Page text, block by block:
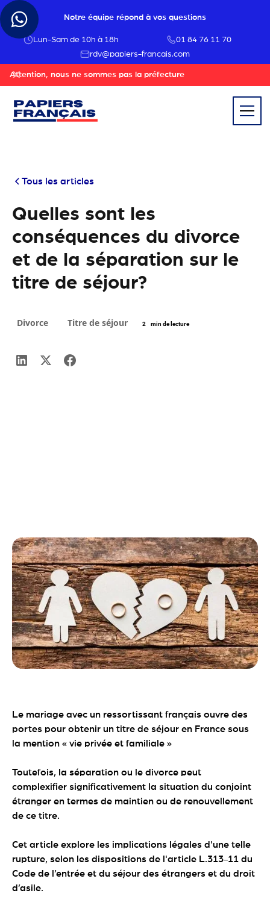
Notre équipe répond à vos questions
Lun-Sam de 10h à 18h
01 84 76 11 70
rdv@papiers-francais.com
Attention, nous ne sommes pas la préfecture
Tous les articles
Quelles sont les
conséquences du divorce
et de la séparation sur le
titre de séjour?
Divorce Titre de séjour 2 min de lecture
Le mariage avec un ressortissant français ouvre des
portes pour obtenir un titre de séjour en France sous
la mention « vie privée et familiale »
Toutefois, la séparation ou le divorce peut
complexifier significativement la situation du conjoint
étranger en termes de maintien ou de renouvellement
de ce titre.
Cet article explore les implications légales d'une telle
rupture, selon les dispositions de l'article L.313-11 du
Code de l’entrée et du séjour des étrangers et du droit
d’asile.